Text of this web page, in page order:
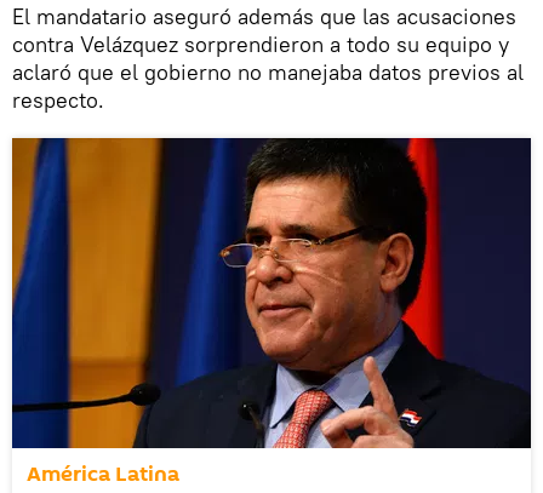
El mandatario aseguró además que las acusaciones
contra Velázquez sorprendieron a todo su equipo y
aclaró que el gobierno no manejaba datos previos al
respecto.
América Latina